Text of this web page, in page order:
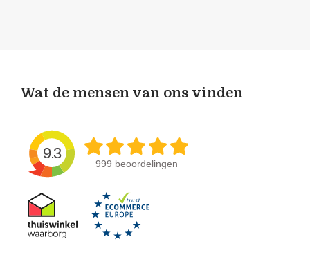
Wat de mensen van ons vinden
9.3
999 beoordelingen